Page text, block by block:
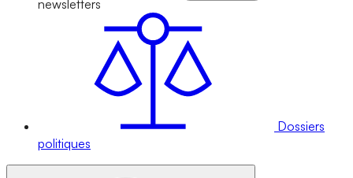
newsletters
Dossiers
politiques